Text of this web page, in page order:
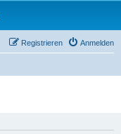
Anmelden
Registrieren